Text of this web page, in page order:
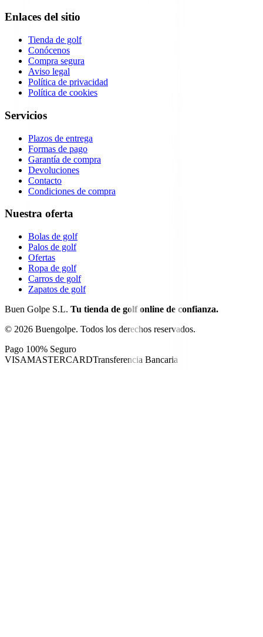
Enlaces del sitio
Tienda de golf
Conócenos
Compra segura
Aviso legal
Política de privacidad
Política de cookies
Servicios
Plazos de entrega
Formas de pago
Garantía de compra
Devoluciones
Contacto
Condiciones de compra
Nuestra oferta
Bolas de golf
Palos de golf
Ofertas
Ropa de golf
Carros de golf
Zapatos de golf
Buen Golpe S.L. Tu tienda de golf online de confianza.
© 2026 Buengolpe. Todos los derechos reservados.
Pago 100% Seguro
VISAMASTERCARDTransferencia Bancaria